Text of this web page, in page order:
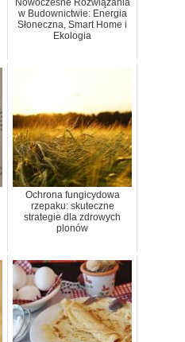
Nowoczesne Rozwiązania
w Budownictwie: Energia
Słoneczna, Smart Home i
Ekologia
Ochrona fungicydowa
rzepaku: skuteczne
strategie dla zdrowych
plonów